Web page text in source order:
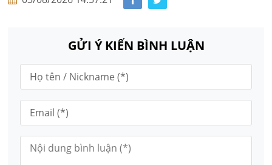
GỬI Ý KIẾN BÌNH LUẬN